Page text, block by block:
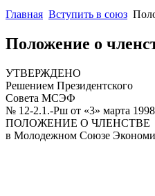
Главная Вступить в союз
Положение о
УТВЕРЖДЕНО
Решением Президентского
Совета МСЭФ
№ 12-2.1.-Рш от «3» марта 1998
ПОЛОЖЕНИЕ О ЧЛЕНСТВЕ
в Молодежном Союзе